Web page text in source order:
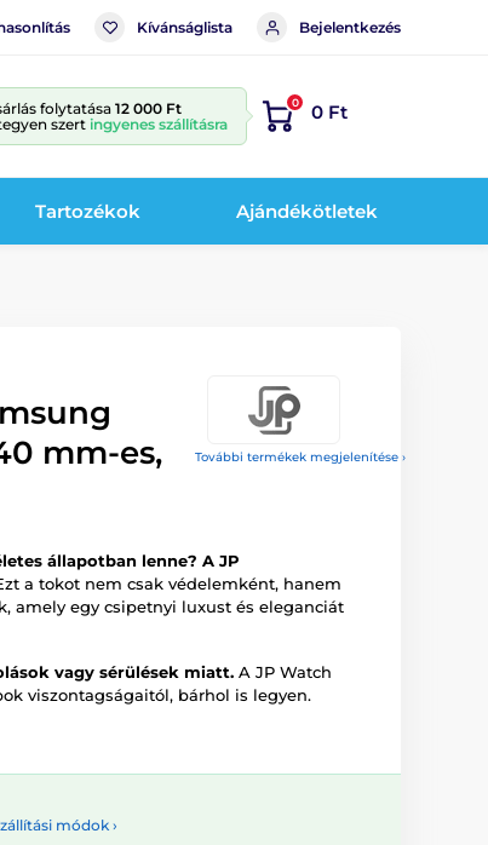
Kívánságlista Bejelentkezés
folytatása 12 000 Ft
szert ingyenes szállításra
0 0 Ft
Tartozékok Ajándékötletek
További termékek megjelenítése ›
mm-es,
állapotban lenne? A JP
a tokot nem csak védelemként, hanem
amely egy csipetnyi luxust és eleganciát
vagy sérülések miatt. A JP Watch
viszontagságaitól, bárhol is legyen.
módok ›